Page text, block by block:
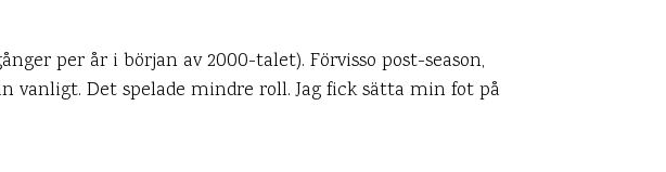
per år i början av 2000-talet). Förvisso post-season,
vanligt. Det spelade mindre roll. Jag fick sätta min fot på